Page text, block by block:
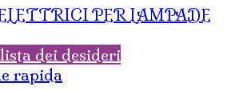
dei desideri
rapida